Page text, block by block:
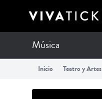
Música
Inicio Teatro y Artes